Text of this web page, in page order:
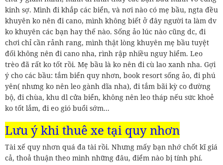
kinh sợ. Mình đi khắp các biển, và nơi nào có mẹ bầu, ngta đều
khuyên ko nên đi cano, mình không biết ở đây người ta làm dv
ko khuyên các bạn hay thế nào. Sống ảo lúc nào cũng dc, đi
chơi chỉ cần rảnh rang, mình thật lòng khuyên mẹ bầu tuyệt
đối không nên đi cano nha, rình rập nhiều nguy hiểm. Leo
trèo đã rất ko tốt rồi. Mẹ bầu là ko nên đi cù lao xanh nha. Gợi
ý cho các bầu: tắm biển quy nhơn, book resort sống ảo, đi phú
yên( nhưng ko nên leo gành dĩa nha), đi tắm bãi kỳ co đường
bộ, đi chùa, khu dl cửa biển, không nên leo tháp nếu sức khoẻ
ko tốt lắm, đi eo gió buổi sớm...
Lưu ý khi thuê xe tại quy nhơn
Tài xế quy nhơn quá đa tài rồi. Nhưng mấy bạn nhớ chốt kĩ giá
cả, thoả thuận theo mình những đâu, điểm nào bị tính phí.